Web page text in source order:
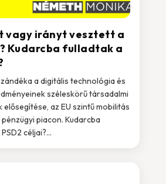
vagy irányt vesztett a
Kudarcba fulladtak a
a digitális technológia és
széleskörű társadalmi
az EU szintű mobilitás
piacon. Kudarcba
céljai?...